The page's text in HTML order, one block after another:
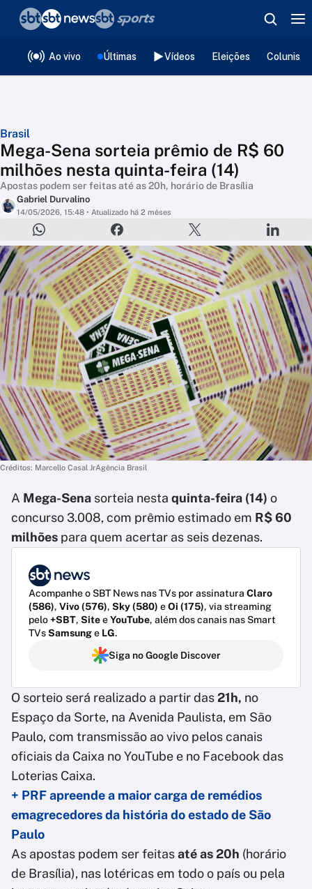
Ao vivo Últimas Vídeos Eleições
Brasil
Mega-Sena sorteia prêmio de R$ 60
milhões nesta quinta-feira (14)
Apostas podem ser feitas até as 20h, horário de Brasília
Gabriel Durvalino
14/05/2026, 15:48 • Atualizado há 2 mêses
Créditos: Marcello Casal JrAgência Brasil
A Mega-Sena sorteia nesta quinta-feira (14) o
concurso 3.008, com prêmio estimado em R$ 60
milhões para quem acertar as seis dezenas.
Acompanhe o SBT News nas TVs por assinatura Claro
(586), Vivo (576), Sky (580) eOi (175), via streaming
pelo+SBT, SiteeYouTube, além dos canais nas Smart
TVsSamsunge LG.
Siga no Google Discover
O sorteio será realizado a partir das21h, no
Espaço da Sorte, na Avenida Paulista, em São
Paulo, com transmissão ao vivo pelos canais
oficiais da Caixa no YouTube e no Facebook das
Loterias Caixa.
+ PRF apreende a maior carga de remédios
emagrecedores da história do estado de São
Paulo
As apostas podem ser feitasaté as 20h (horário
de Brasília), nas lotéricas em todo o país ou pela
❮voltar
Editorias